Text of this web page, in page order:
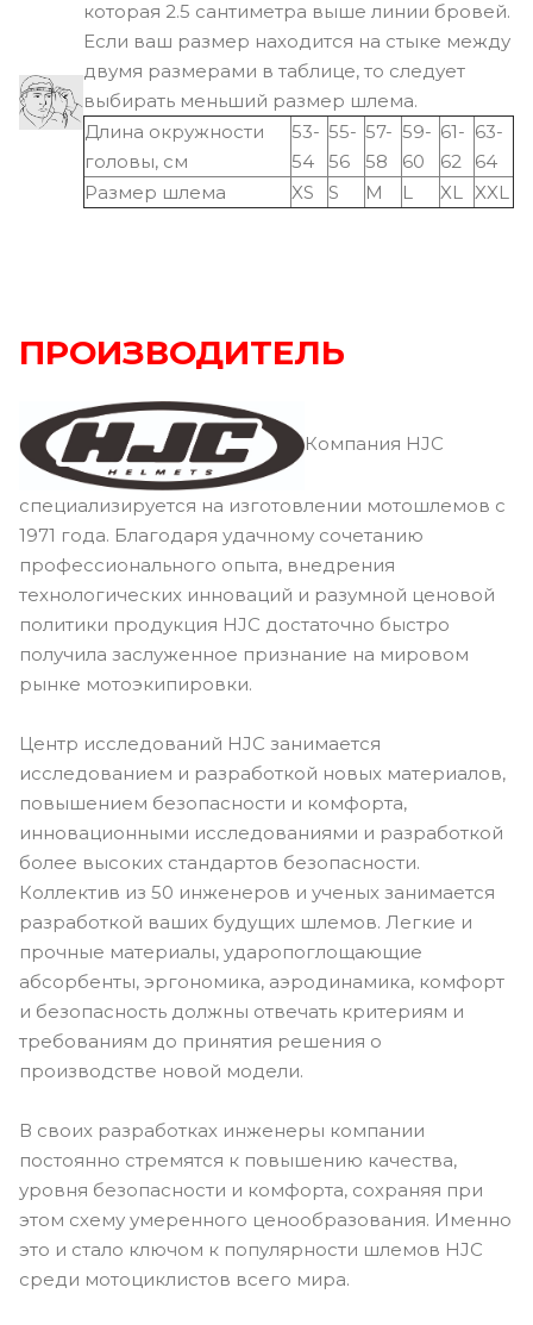
которая 2.5 сантиметра выше линии бровей.
Если ваш размер находится на стыке между
двумя размерами в таблице, то следует
выбирать меньший размер шлема.
Длина окружности
головы, см
53-
54
55-
56
57-
58
59-
60
61-
62
63-
64
Размер шлема
XS S M L XL XXL
ПРОИЗВОДИТЕЛЬ
Компания HJC
специализируется на изготовлении мотошлемов с
1971 года. Благодаря удачному сочетанию
профессионального опыта, внедрения
технологических инноваций и разумной ценовой
политики продукция HJC достаточно быстро
получила заслуженное признание на мировом
рынке мотоэкипировки.
Центр исследований HJC занимается
исследованием и разработкой новых материалов,
повышением безопасности и комфорта,
инновационными исследованиями и разработкой
более высоких стандартов безопасности.
Коллектив из 50 инженеров и ученых занимается
разработкой ваших будущих шлемов. Легкие и
прочные материалы, ударопоглощающие
абсорбенты, эргономика, аэродинамика, комфорт
и безопасность должны отвечать критериям и
требованиям до принятия решения о
производстве новой модели.
В своих разработках инженеры компании
постоянно стремятся к повышению качества,
уровня безопасности и комфорта, сохраняя при
этом схему умеренного ценообразования. Именно
это и стало ключом к популярности шлемов HJC
среди мотоциклистов всего мира.